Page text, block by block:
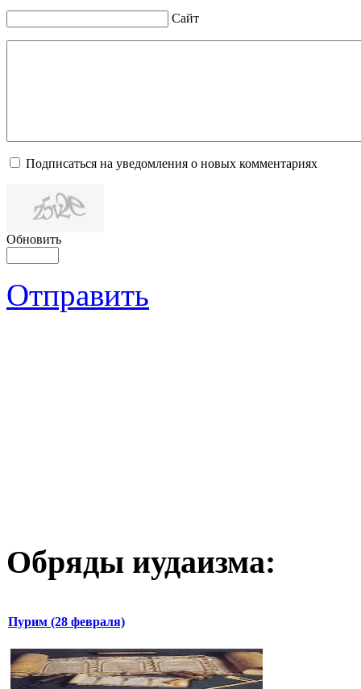
Сайт
Подписаться на уведомления о новых комментариях
Обновить
Отправить
Обряды иудаизма:
Пурим (28 февраля)